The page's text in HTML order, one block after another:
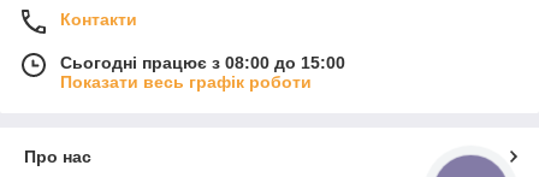
Контакти
Сьогодні працює з 08:00 до 15:00
Показати весь графік роботи
Про нас